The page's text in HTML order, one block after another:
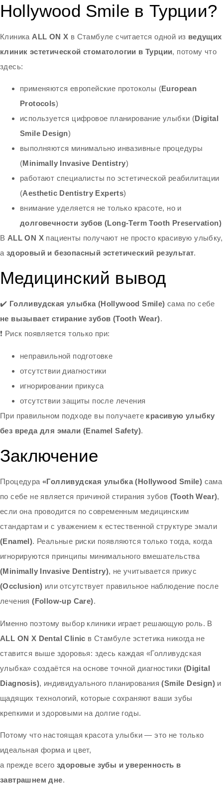
Hollywood Smile в Турции?
Клиника ALL ON X в Стамбуле считается одной из ведущих
клиник эстетической стоматологии в Турции, потому что
здесь:
применяются европейские протоколы (European
Protocols)
используется цифровое планирование улыбки (Digital
Smile Design)
выполняются минимально инвазивные процедуры
(Minimally Invasive Dentistry)
работают специалисты по эстетической реабилитации
(Aesthetic Dentistry Experts)
внимание уделяется не только красоте, но и
долговечности зубов (Long-Term Tooth Preservation)
В ALL ON X пациенты получают не просто красивую улыбку,
а здоровый и безопасный эстетический результат.
Медицинский вывод
✔️ Голливудская улыбка (Hollywood Smile) сама по себе
не вызывает стирание зубов (Tooth Wear).
❗ Риск появляется только при:
неправильной подготовке
отсутствии диагностики
игнорировании прикуса
отсутствии защиты после лечения
При правильном подходе вы получаете красивую улыбку
без вреда для эмали (Enamel Safety).
Заключение
Процедура «Голливудская улыбка (Hollywood Smile) сама
по себе не является причиной стирания зубов (Tooth Wear),
если она проводится по современным медицинским
стандартам и с уважением к естественной структуре эмали
(Enamel). Реальные риски появляются только тогда, когда
игнорируются принципы минимального вмешательства
(Minimally Invasive Dentistry), не учитывается прикус
(Occlusion) или отсутствует правильное наблюдение после
лечения(Follow-up Care).
Именно поэтому выбор клиники играет решающую роль. В
ALL ON X Dental Clinic в Стамбуле эстетика никогда не
ставится выше здоровья: здесь каждая «Голливудская
улыбка» создаётся на основе точной диагностики (Digital
Diagnosis), индивидуального планирования(Smile Design) и
щадящих технологий, которые сохраняют ваши зубы
крепкими и здоровыми на долгие годы.
Потому что настоящая красота улыбки — это не только
идеальная форма и цвет,
а прежде всего здоровые зубы и уверенность в
завтрашнем дне.